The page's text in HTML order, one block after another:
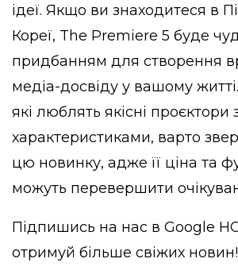
ідеї. Якщо ви знаходитеся в
Кореї, The Premiere 5 буде
придбанням для створення
медіа-досвіду у вашому
які люблять якісні проєктори
характеристиками, варто
цю новинку, адже її ціна та
можуть перевершити
Підпишись на нас в Google
отримуй більше свіжих новин!